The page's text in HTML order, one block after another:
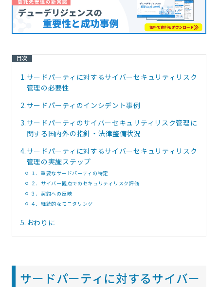
目次
1. サードパーティに対するサイバーセキュリティリスク
管理の必要性
2. サードパーティのインシデント事例
3. サードパーティのサイバーセキュリティリスク管理に
関する国内外の指針・法律整備状況
4. サードパーティに対するサイバーセキュリティリスク
管理の実施ステップ
１．重要なサードパーティの特定
２．サイバー観点でのセキュリティリスク評価
３．契約への反映
４．継続的なモニタリング
5. おわりに
サードパーティに対するサイバー